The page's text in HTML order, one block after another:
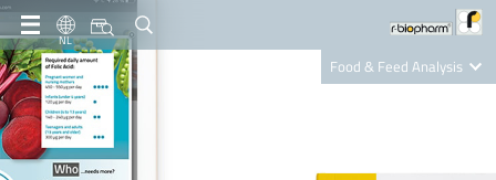
NL
Food & Feed Analysis
Nutrition Care